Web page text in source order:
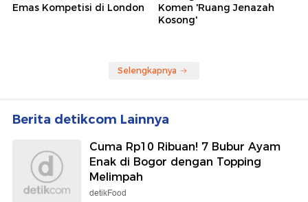
Emas Kompetisi di London
Komen 'Ruang Jenazah
Kosong'
Selengkapnya
Berita detikcom Lainnya
Cuma Rp10 Ribuan! 7 Bubur Ayam
Enak di Bogor dengan Topping
Melimpah
detikFood